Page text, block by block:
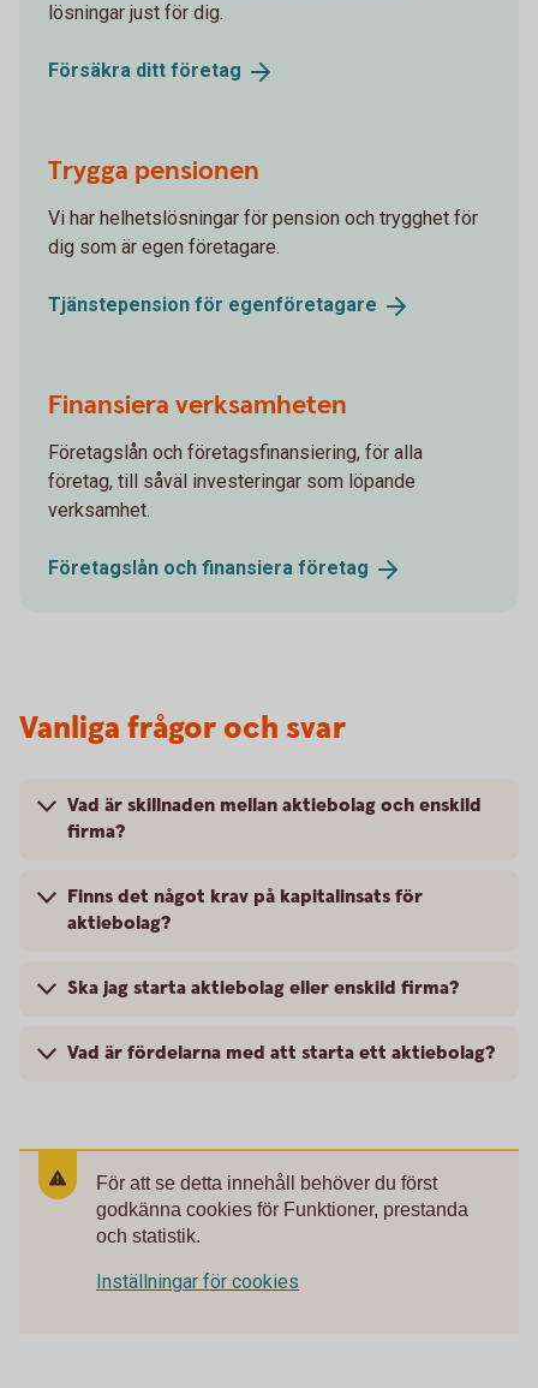
lösningar just för dig.
Försäkra ditt företag
Trygga pensionen
Vi har helhetslösningar för pension och trygghet för
dig som är egen företagare.
Tjänstepension för egenföretagare
Finansiera verksamheten
Företagslån och företagsfinansiering, för alla
företag, till såväl investeringar som löpande
verksamhet.
Företagslån och finansiera företag
Vanliga frågor och svar
Vad är skillnaden mellan aktiebolag och enskild
firma?
Finns det något krav på kapitalinsats för
aktiebolag?
Ska jag starta aktiebolag eller enskild firma?
Vad är fördelarna med att starta ett aktiebolag?
För att se detta innehåll behöver du först
godkänna cookies för Funktioner, prestanda
och statistik.
Inställningar för cookies